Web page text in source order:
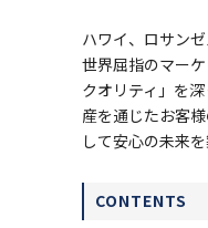
ハワイ、ロサン
世界屈指のマー
クオリティ」を
産を通じたお客
して安心の未来
CONTENTS